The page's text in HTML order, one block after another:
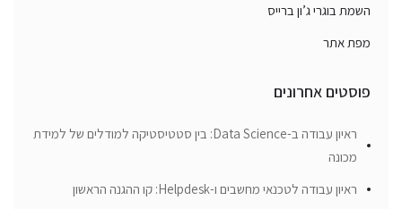
השמת בוגרי ג’ון ברייס
מפת אתר
פוסטים אחרונים
ראיון עבודה ב-Data Science: בין סטטיסטיקה למודלים של למידת
מכונה
ראיון עבודה לטכנאי מחשבים ו-Helpdesk: קו ההגנה הראשון